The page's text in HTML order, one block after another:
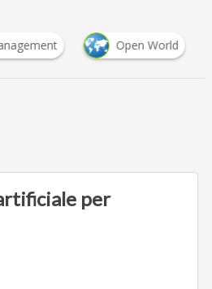
Open World
per